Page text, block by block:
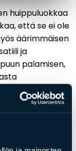
huippuluokkaa
että se ei ole
äärimmäisen
ja
palamisen,
on
joten se
valinta.
rakenteessa:
murskaa